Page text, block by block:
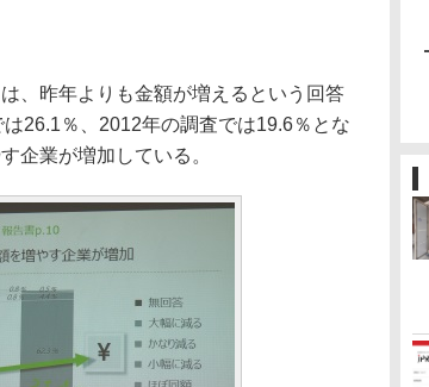
、昨年よりも金額が増えるという回答
26.1％、2012年の調査では19.6％とな
企業が増加している。